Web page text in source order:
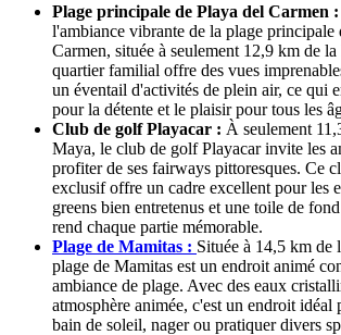
Plage principale de Playa del Carmen :
l'ambiance vibrante de la plage principale
Carmen, située à seulement 12,9 km de
quartier familial offre des vues
un éventail d'activités de plein air, ce qui
pour la détente et le plaisir pour tous les
Club de golf Playacar : À seulement
Maya, le club de golf Playacar invite les
profiter de ses fairways pittoresques. Ce
exclusif offre un cadre excellent pour les
greens bien entretenus et une toile de
rend chaque partie mémorable.
Plage de Mamitas : Située à 14,5 km de
plage de Mamitas est un endroit animé
ambiance de plage. Avec des eaux
atmosphère animée, c'est un endroit idéal
bain de soleil, nager ou pratiquer divers